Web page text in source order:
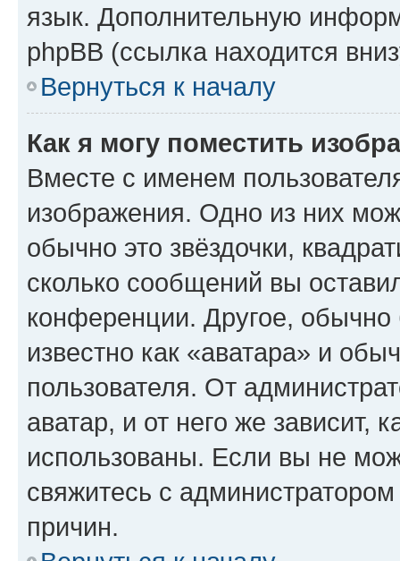
язык. Дополнительную
phpBB (ссылка находится
Вернуться к началу
Как я могу поместить
Вместе с именем
изображения. Одно из них
обычно это звёздочки,
сколько сообщений вы
конференции. Другое,
известно как «аватара» и
пользователя. От
аватар, и от него же зависит,
использованы. Если вы не
свяжитесь с
причин.